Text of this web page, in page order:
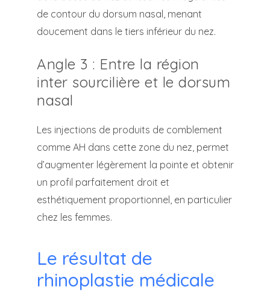
de contour du dorsum nasal, menant
doucement dans le tiers inférieur du nez.
Angle 3 : Entre la région
inter sourcilière et le dorsum
nasal
Les injections de produits de comblement
comme AH dans cette zone du nez, permet
d’augmenter légèrement la pointe et obtenir
un profil parfaitement droit et
esthétiquement proportionnel, en particulier
chez les femmes.
Le résultat de
rhinoplastie médicale